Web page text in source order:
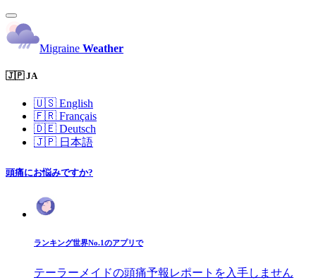
Migraine Weather
🇯🇵 JA
🇺🇸 English
🇫🇷 Français
🇩🇪 Deutsch
🇯🇵 日本語
頭痛にお悩みですか?
ランキング世界No.1のアプリで
テーラーメイドの頭痛予報レポートを入手しません